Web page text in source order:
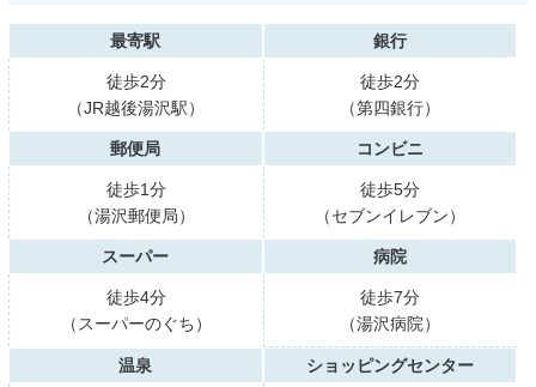
最寄駅
徒歩2分
（JR越後湯沢駅）
銀行
徒歩2分
（第四銀行）
郵便局
徒歩1分
（湯沢郵便局）
コンビニ
徒歩5分
（セブンイレブン）
スーパー
徒歩4分
（スーパーのぐち）
病院
徒歩7分
（湯沢病院）
温泉 ショッピングセンター